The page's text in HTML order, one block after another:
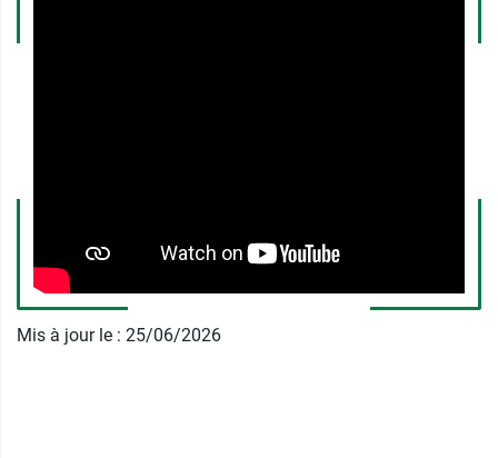
sous les vêtements. De plus, Ses coutures plates
ne provoquent aucune gêne sur la peau.
Disponible en plusieurs tailles et bonnets, ces
derniers seront, en revanche, déterminés par le
Mis à jour le : 25/06/2026